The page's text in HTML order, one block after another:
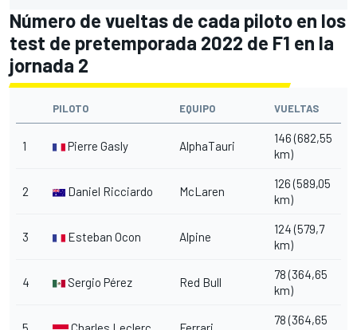
Número de vueltas de cada piloto en los
test de pretemporada 2022 de F1 en la
jornada 2
PILOTO EQUIPO VUELTAS
1 Pierre Gasly AlphaTauri
146 (682,55
km)
2 Daniel Ricciardo McLaren
126 (589,05
km)
3 Esteban Ocon Alpine
124 (579,7
km)
4 Sergio Pérez Red Bull
78 (364,65
km)
78 (364,65